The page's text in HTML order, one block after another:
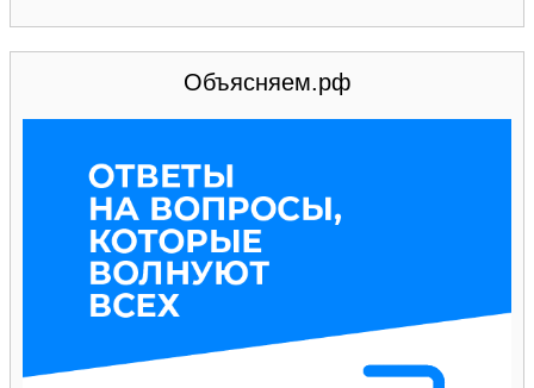
Объясняем.рф